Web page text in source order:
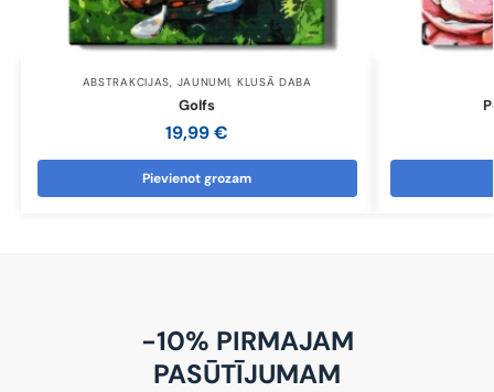
ABSTRAKCIJAS, JAUNUMI, KLUSĀ DABA
Golfs
19,99€
Pievienot grozam
-10% PIRMAJAM
PASŪTĪJUMAM